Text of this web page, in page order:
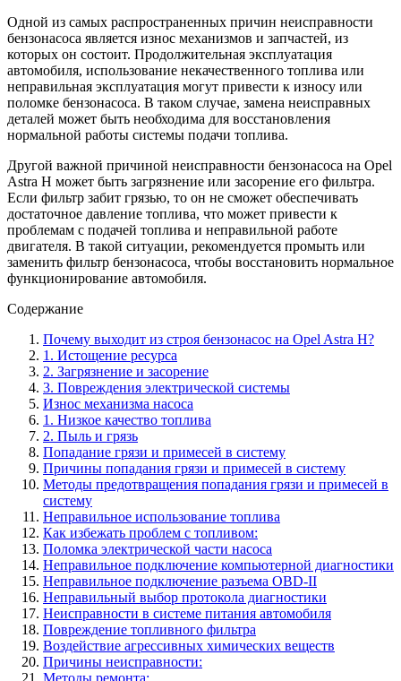
Одной из самых распространенных причин неисправности
бензонасоса является износ механизмов и запчастей, из
которых он состоит. Продолжительная эксплуатация
автомобиля, использование некачественного топлива или
неправильная эксплуатация могут привести к износу или
поломке бензонасоса. В таком случае, замена неисправных
деталей может быть необходима для восстановления
нормальной работы системы подачи топлива.
Другой важной причиной неисправности бензонасоса на Opel
Astra H может быть загрязнение или засорение его фильтра.
Если фильтр забит грязью, то он не сможет обеспечивать
достаточное давление топлива, что может привести к
проблемам с подачей топлива и неправильной работе
двигателя. В такой ситуации, рекомендуется промыть или
заменить фильтр бензонасоса, чтобы восстановить нормальное
функционирование автомобиля.
Содержание
Почему выходит из строя бензонасос на Opel Astra H?
1. Истощение ресурса
2. Загрязнение и засорение
3. Повреждения электрической системы
Износ механизма насоса
1. Низкое качество топлива
2. Пыль и грязь
Попадание грязи и примесей в систему
Причины попадания грязи и примесей в систему
Методы предотвращения попадания грязи и примесей в
систему
Неправильное использование топлива
Как избежать проблем с топливом:
Поломка электрической части насоса
Неправильное подключение компьютерной диагностики
Неправильное подключение разъема OBD-II
Неправильный выбор протокола диагностики
Неисправности в системе питания автомобиля
Повреждение топливного фильтра
Воздействие агрессивных химических веществ
Причины неисправности:
Методы ремонта: